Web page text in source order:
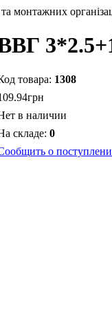
1308
.94грн
в наличии
0
о